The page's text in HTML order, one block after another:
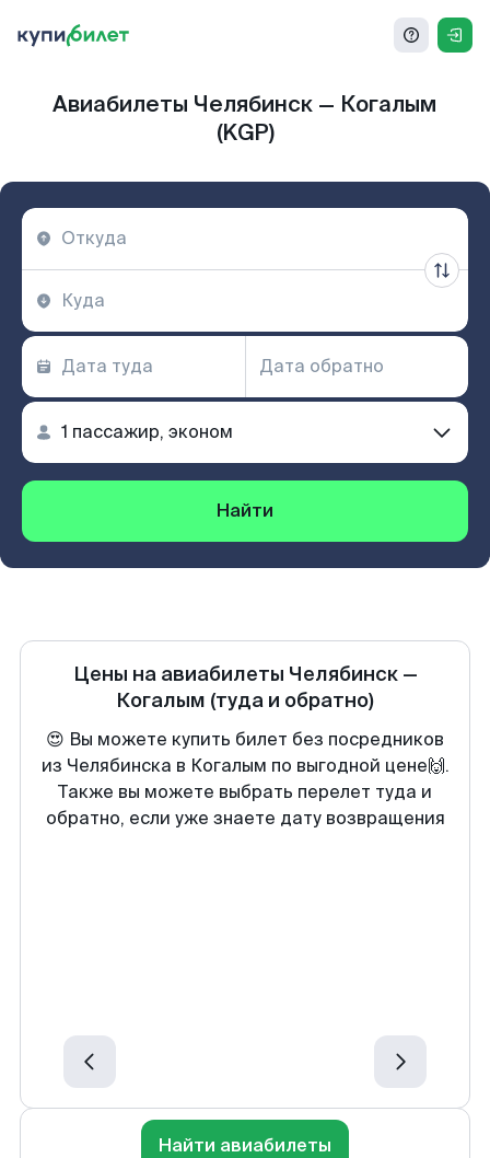
Авиабилеты Челябинск — Когалым
(KGP)
Найти
Цены на авиабилеты Челябинск—
Когалым (туда и обратно)
😍 Вы можете купить билет без посредников
из Челябинска в Когалым по выгодной цене🙌.
Также вы можете выбрать перелет туда и
обратно, если уже знаете дату возвращения
Найти авиабилеты